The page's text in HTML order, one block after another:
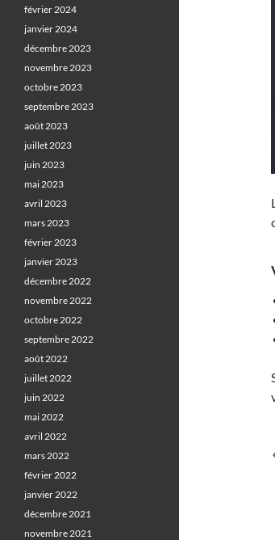
février 2024
janvier 2024
décembre 2023
novembre 2023
octobre 2023
septembre 2023
août 2023
juillet 2023
juin 2023
mai 2023
avril 2023
mars 2023
février 2023
janvier 2023
décembre 2022
novembre 2022
octobre 2022
septembre 2022
août 2022
juillet 2022
juin 2022
mai 2022
avril 2022
mars 2022
février 2022
janvier 2022
décembre 2021
novembre 2021